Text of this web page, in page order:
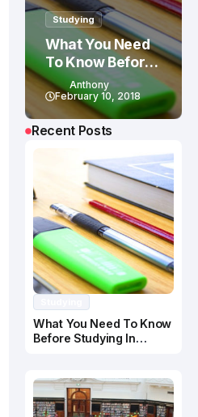
Studying
What You Need
To Know Before
Studying In
Canada
Anthony
February 10, 2018
Recent Posts
What You Need To Know
Before Studying In